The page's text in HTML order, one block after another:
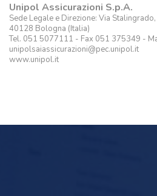
Unipol Assicurazioni S.p.A.
Sede Legale e Direzione: Via
40128 Bologna (Italia)
Tel. 051 5077111 - Fax 051 375349 -
unipolsaiassicurazioni@pec.unipol.it
www.unipol.it